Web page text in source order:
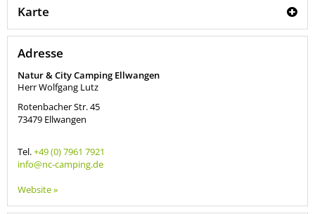
Karte
Adresse
Natur & City Camping Ellwangen
Herr Wolfgang Lutz
Rotenbacher Str. 45
73479 Ellwangen
Tel.+49 (0) 7961 7921
info@nc-camping.de
Website »